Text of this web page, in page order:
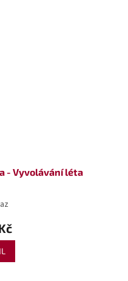
- Vyvolávání léta